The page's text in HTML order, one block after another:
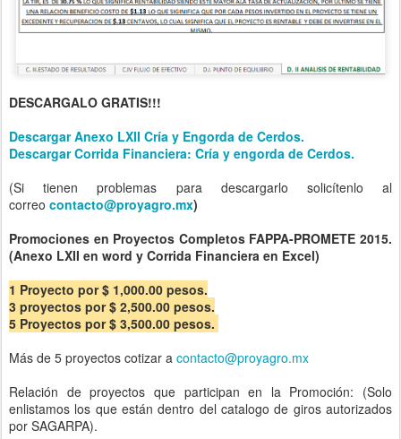
DESCARGALO GRATIS!!!
Descargar Anexo LXII Cría y Engorda de Cerdos.
Descargar Corrida Financiera: Cría y engorda de Cerdos.
(Si tienen problemas para descargarlo solicítenlo al
correo contacto@proyagro.mx)
Promociones en Proyectos Completos FAPPA-PROMETE 2015.
(Anexo LXII en word y Corrida Financiera en Excel)
1 Proyecto por $ 1,000.00 pesos.
3 proyectos por $ 2,500.00 pesos.
5 Proyectos por $ 3,500.00 pesos.
Más de 5 proyectos cotizar a contacto@proyagro.mx
Relación de proyectos que participan en la Promoción: (Solo
enlistamos los que están dentro del catalogo de giros autorizados
por SAGARPA).